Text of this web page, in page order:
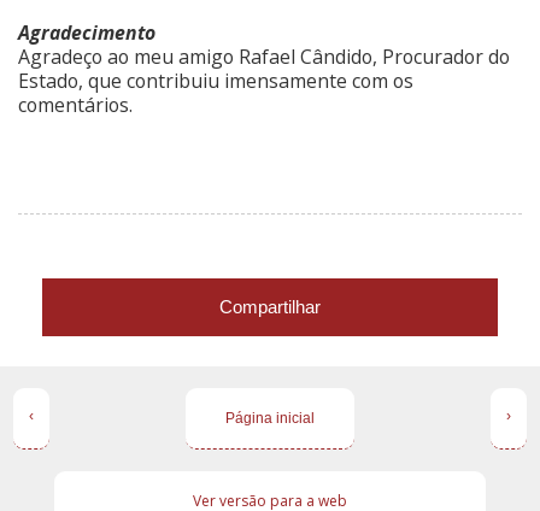
Agradecimento
Agradeço ao meu amigo Rafael Cândido, Procurador do
Estado, que contribuiu imensamente com os
comentários.
Compartilhar
‹ ›
Página inicial
Ver versão para a web